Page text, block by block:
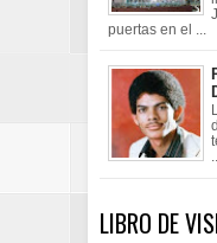
puertas en el ...
LIBRO DE